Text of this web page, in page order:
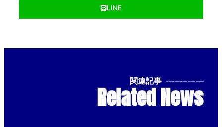
LINE
関連記事 --------------
Related News